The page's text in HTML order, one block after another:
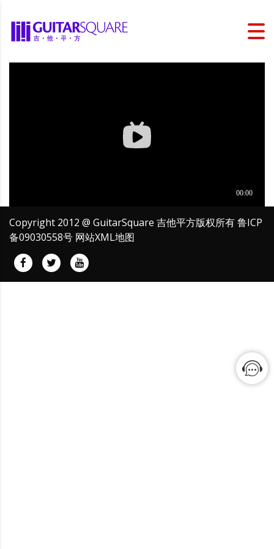
Copyright 2012 @ GuitarSquare 吉他平方版权所有鲁ICP
备09030558号 网站XML地图